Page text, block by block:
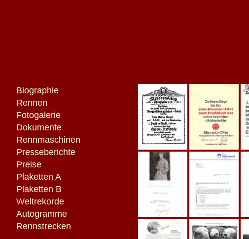
Biographie
Rennen
Fotogalerie
Dokumente
Rennmaschinen
Presseberichte
Preise
Plaketten A
Plaketten B
Weltrekorde
Autogramme
Rennstrecken